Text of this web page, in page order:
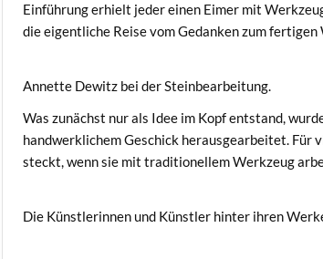
Einführung erhielt jeder einen Eimer mit
die eigentliche Reise vom Gedanken zum
Annette Dewitz bei der Steinbearbeitung.
Was zunächst nur als Idee im Kopf entstand,
handwerklichem Geschick herausgearbeitet. Für
steckt, wenn sie mit traditionellem Werkzeug
Die Künstlerinnen und Künstler hinter ihren